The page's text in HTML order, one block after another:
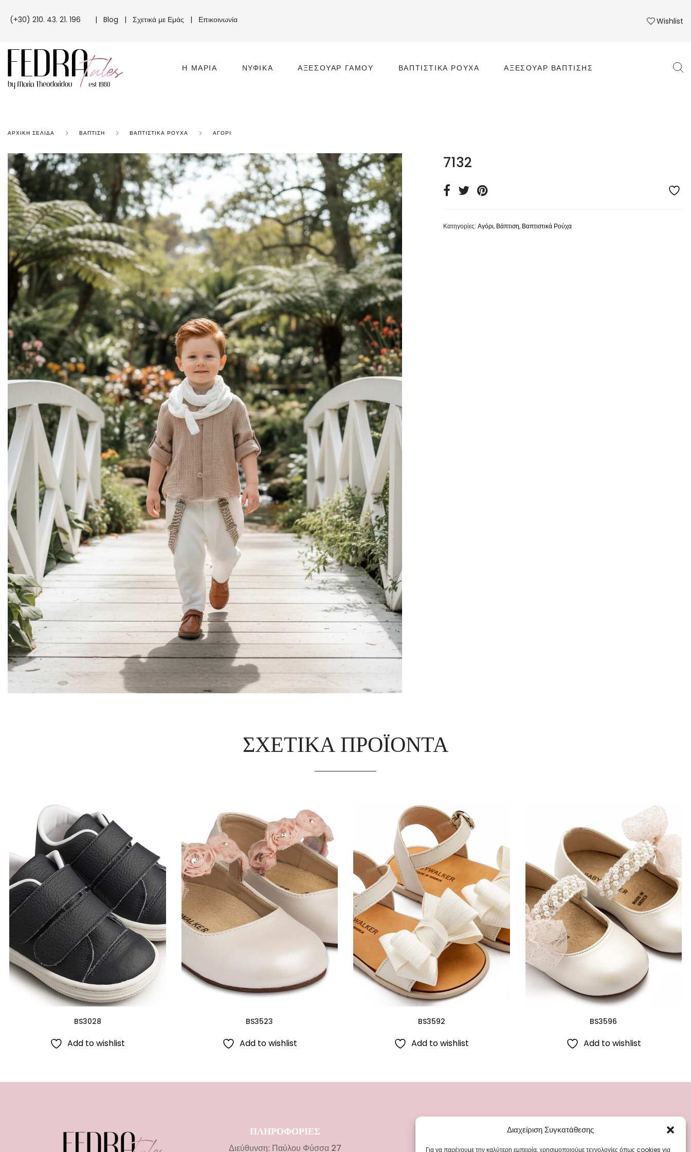
Διαχείριση Συγκατάθεσης
Για να παρέχουμε την καλύτερη εμπειρία, χρησιμοποιούμε τεχνολογίες όπως cookies για
(+30) 210. 43. 21. 196 | Blog | Σχετικά με Εμάς | Επικοινωνία Wishlist
Η ΜΑΡΊΑ ΝΥΦΙΚΆ ΑΞΕΣΟΥΆΡ ΓΆΜΟΥ ΒΑΠΤΙΣΤΙΚΆ ΡΟΎΧΑ ΑΞΕΣΟΥΆΡ ΒΆΠΤΙΣΗΣ
ΑΡΧΙΚΉ ΣΕΛΊΔΑ ΒΆΠΤΙΣΗ ΒΑΠΤΙΣΤΙΚΆ ΡΟΎΧΑ ΑΓΌΡΙ
7132
Κατηγορίες: Αγόρι, Βάπτιση, Βαπτιστικά Ρούχα
ΣΧΕΤΙΚΆ ΠΡΟΪΌΝΤΑ
BS3028
Add to wishlist
BS3523
Add to wishlist
BS3592
Add to wishlist
BS3596
Add to wishlist
ΠΛΗΡΟΦΟΡΙΕΣ
Διεύθυνση: Παύλου Φύσσα 27 Νυφικά
ΜΕΝΟΥ
Blog